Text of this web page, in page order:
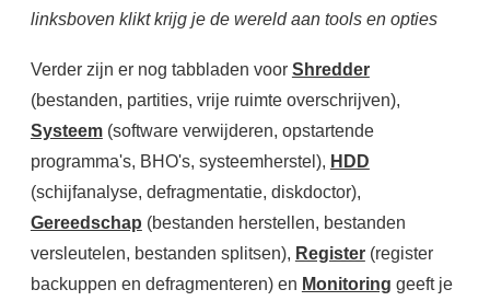
linksboven klikt krijg je de wereld aan tools en opties
Verder zijn er nog tabbladen voor Shredder
(bestanden, partities, vrije ruimte overschrijven),
Systeem(software verwijderen, opstartende
programma's, BHO's, systeemherstel), HDD
(schijfanalyse, defragmentatie, diskdoctor),
Gereedschap (bestanden herstellen, bestanden
versleutelen, bestanden splitsen), Register(register
backuppen en defragmenteren) en Monitoring geeft je